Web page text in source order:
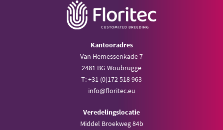
Kantooradres
Van Hemessenkade 7
2481 BG Woubrugge
T: +31 (0)172 518 963
info@floritec.eu
Veredelingslocatie
Middel Broekweg 84b